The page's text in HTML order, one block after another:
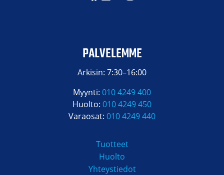
PALVELEMME
Arkisin: 7:30–16:00
Myynti: 010 4249 400
Huolto: 010 4249 450
Varaosat: 010 4249 440
Tuotteet
Huolto
Yhteystiedot